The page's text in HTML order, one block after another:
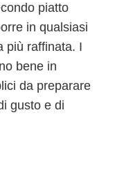
piatto
in qualsiasi
più raffinata. I
bene in
da preparare
gusto e di